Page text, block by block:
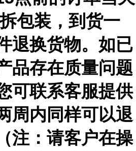
包装，到货一
退换货物。如已
品存在质量问题
可联系客服提供
周内同样可以退
注：请客户在操